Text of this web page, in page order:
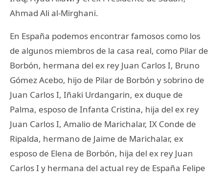
Ahmad Ali al-Mirghani.
En España podemos encontrar famosos como los
de algunos miembros de la casa real, como Pilar de
Borbón, hermana del ex rey Juan Carlos I, Bruno
Gómez Acebo, hijo de Pilar de Borbón y sobrino de
Juan Carlos I, Iñaki Urdangarin, ex duque de
Palma, esposo de Infanta Cristina, hija del ex rey
Juan Carlos I, Amalio de Marichalar, IX Conde de
Ripalda, hermano de Jaime de Marichalar, ex
esposo de Elena de Borbón, hija del ex rey Juan
Carlos I y hermana del actual rey de España Felipe